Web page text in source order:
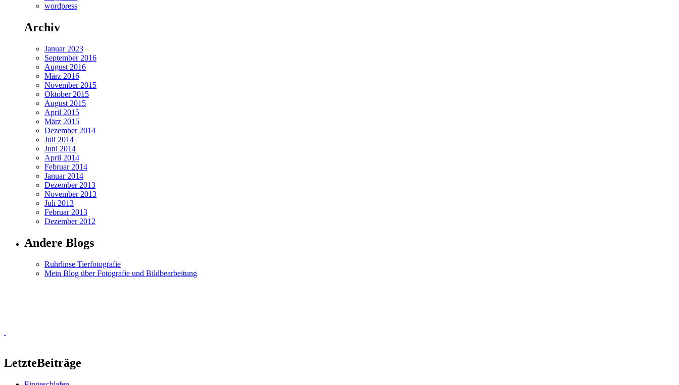
wordpress
Archiv
Januar 2023
September 2016
August 2016
März 2016
November 2015
Oktober 2015
August 2015
April 2015
März 2015
Dezember 2014
Juli 2014
Juni 2014
April 2014
Februar 2014
Januar 2014
Dezember 2013
November 2013
Juli 2013
Februar 2013
Dezember 2012
Andere Blogs
Ruhrlinse Tierfotografie
Mein Blog über Fotografie und Bildbearbeitung
LetzteBeiträge